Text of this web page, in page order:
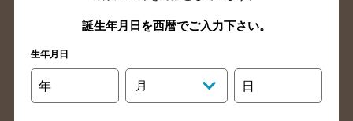
高知県のバー検索
福岡県のバー検索
長崎県のバー検索
大分県のバー検索
熊本県のバー検索
誕生年月日を西暦でご入力下さい。
生年月日
年 月 日